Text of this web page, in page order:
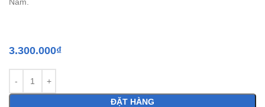
3.300.000₫
ĐẶT HÀNG